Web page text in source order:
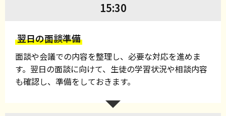
15:30
翌日の面談準備
面談や会議での内容を整理し、必要な対応を進めま
す。翌日の面談に向けて、生徒の学習状況や相談内容
も確認し、準備をしておきます。